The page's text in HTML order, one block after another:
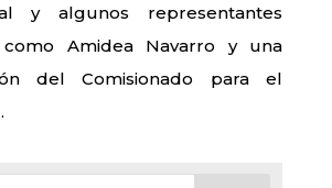
y algunos representantes
como Amidea Navarro y una
del Comisionado para el